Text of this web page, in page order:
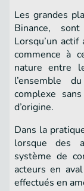
Les grandes
Binance,
Lorsqu’un
commence à
nature entre
l’ensemble
complexe
d’origine.
Dans la
lorsque des
système de
acteurs en
effectués en